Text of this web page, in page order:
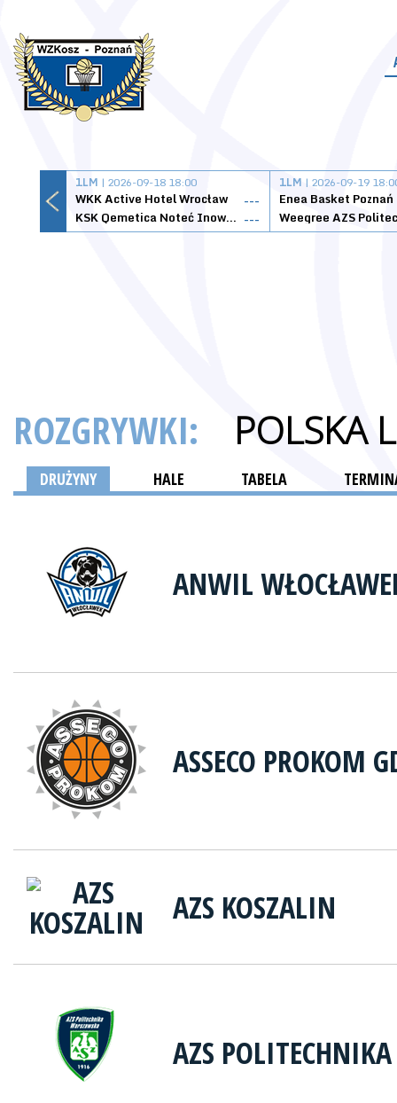
1LM | 2026-09-18 18:00
WKK Active Hotel Wrocław
---
KSK Qemetica Noteć Inowrocław ---
1LM | 2026-09-19
Enea Basket Poznań
ROZGRYWKI: POLSKA
DRUŻYNY HALE TABELA
ANWIL
ASSECO PROKOM
AZS KOSZALIN
AZS